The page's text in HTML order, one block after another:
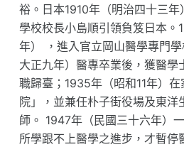
裕。日本1910年（明治四十三
學校校長小島順引領負笈日本。
年） ，進入官立岡山醫學專門
大正九年）醫專卒業後，獲醫學
職歸臺；1935年（昭和11年）
院」，並兼任朴子街役場及東洋
師。 1947年（民國三十六年）
所學跟不上醫學之進步，才暫停